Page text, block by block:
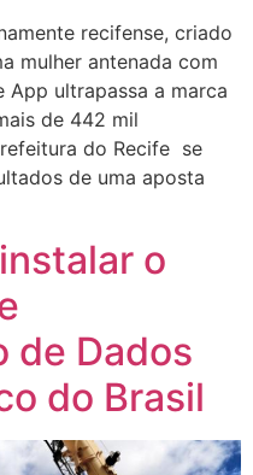
recifense, criado
mulher antenada com
ultrapassa a marca
de 442 mil
do Recife se
de uma aposta
o
de Dados
do Brasil